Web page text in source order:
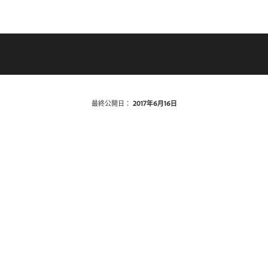
最終公開日： 2017年6月16日